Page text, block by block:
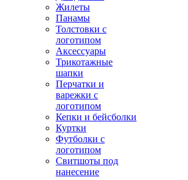
Жилеты
Панамы
Толстовки с
логотипом
Аксессуары
Трикотажные
шапки
Перчатки и
варежки с
логотипом
Кепки и бейсболки
Куртки
Футболки с
логотипом
Свитшоты под
нанесение